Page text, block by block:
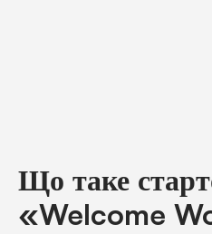
Що таке
«Welcome